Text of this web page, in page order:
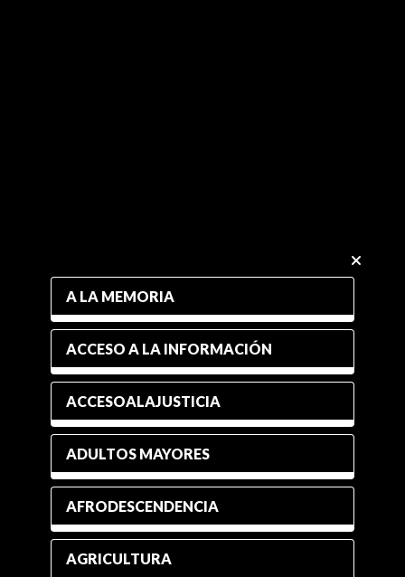
A LA MEMORIA
ACCESO A LA INFORMACIÓN
ACCESOALAJUSTICIA
ADULTOS MAYORES
AFRODESCENDENCIA
AGRICULTURA